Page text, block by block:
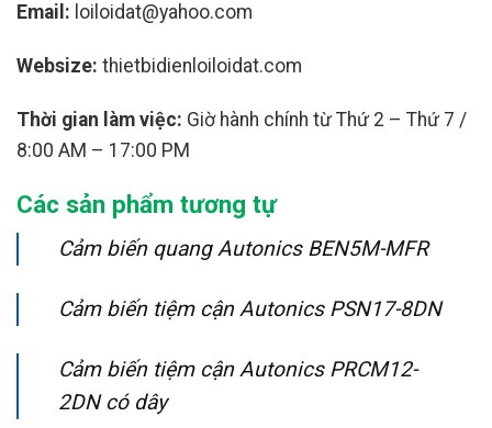
Email: loiloidat@yahoo.com
Websize: thietbidienloiloidat.com
Thời gian làm việc: Giờ hành chính từ Thứ 2 – Thứ 7 /
8:00 AM – 17:00 PM
Các sản phẩm tương tự
Cảm biến quang Autonics BEN5M-MFR
Cảm biến tiệm cận Autonics PSN17-8DN
Cảm biến tiệm cận Autonics PRCM12-
2DN có dây